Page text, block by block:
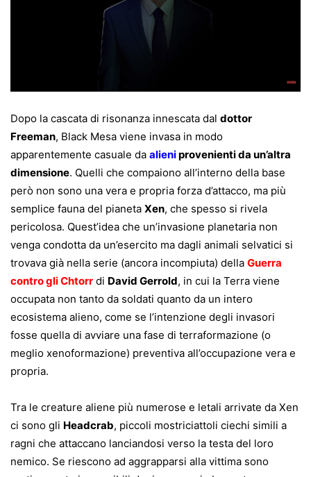
Dopo la cascata di risonanza innescata dal dottor
Freeman, Black Mesa viene invasa in modo
apparentemente casuale da alieniprovenienti da un’altra
dimensione. Quelli che compaiono all’interno della base
però non sono una vera e propria forza d’attacco, ma più
semplice fauna del pianeta Xen, che spesso si rivela
pericolosa. Quest’idea che un’invasione planetaria non
venga condotta da un’esercito ma dagli animali selvatici si
trovava già nella serie (ancora incompiuta) della Guerra
contro gli Chtorr di David Gerrold, in cui la Terra viene
occupata non tanto da soldati quanto da un intero
ecosistema alieno, come se l’intenzione degli invasori
fosse quella di avviare una fase di terraformazione (o
meglio xenoformazione) preventiva all’occupazione vera e
propria.
Tra le creature aliene più numerose e letali arrivate da Xen
ci sono gli Headcrab, piccoli mostriciattoli ciechi simili a
ragni che attaccano lanciandosi verso la testa del loro
nemico. Se riescono ad aggrapparsi alla vittima sono